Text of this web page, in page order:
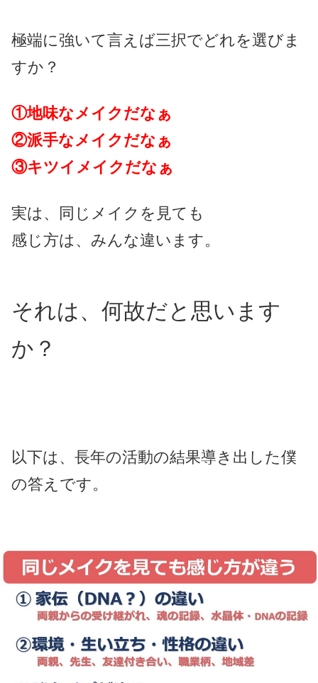
極端に強いて言えば三択でどれを選びま
すか？
①地味なメイクだなぁ
②派手なメイクだなぁ
③キツイメイクだなぁ
実は、同じメイクを見ても
感じ方は、みんな違います。
それは、何故だと思います
か？
以下は、長年の活動の結果導き出した僕
の答えです。